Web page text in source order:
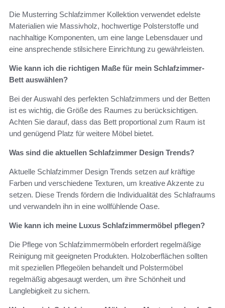
Die Musterring Schlafzimmer Kollektion verwendet edelste
Materialien wie Massivholz, hochwertige Polsterstoffe und
nachhaltige Komponenten, um eine lange Lebensdauer und
eine ansprechende stilsichere Einrichtung zu gewährleisten.
Wie kann ich die richtigen Maße für mein Schlafzimmer-
Bett auswählen?
Bei der Auswahl des perfekten Schlafzimmers und der Betten
ist es wichtig, die Größe des Raumes zu berücksichtigen.
Achten Sie darauf, dass das Bett proportional zum Raum ist
und genügend Platz für weitere Möbel bietet.
Was sind die aktuellen Schlafzimmer Design Trends?
Aktuelle Schlafzimmer Design Trends setzen auf kräftige
Farben und verschiedene Texturen, um kreative Akzente zu
setzen. Diese Trends fördern die Individualität des Schlafraums
und verwandeln ihn in eine wollfühlende Oase.
Wie kann ich meine Luxus Schlafzimmermöbel pflegen?
Die Pflege von Schlafzimmermöbeln erfordert regelmäßige
Reinigung mit geeigneten Produkten. Holzoberflächen sollten
mit speziellen Pflegeölen behandelt und Polstermöbel
regelmäßig abgesaugt werden, um ihre Schönheit und
Langlebigkeit zu sichern.